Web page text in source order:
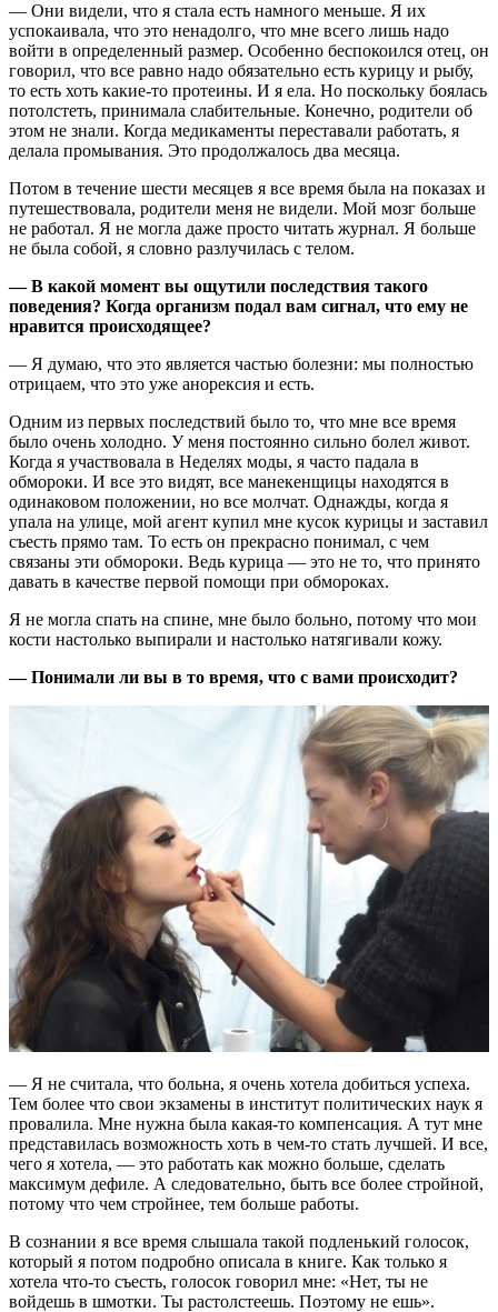
— Они видели, что я стала есть намного меньше. Я их
успокаивала, что это ненадолго, что мне всего лишь надо
войти в определенный размер. Особенно беспокоился отец, он
говорил, что все равно надо обязательно есть курицу и рыбу,
то есть хоть какие-то протеины. И я ела. Но поскольку боялась
потолстеть, принимала слабительные. Конечно, родители об
этом не знали. Когда медикаменты переставали работать, я
делала промывания. Это продолжалось два месяца.
Потом в течение шести месяцев я все время была на показах и
путешествовала, родители меня не видели. Мой мозг больше
не работал. Я не могла даже просто читать журнал. Я больше
не была собой, я словно разлучилась с телом.
— В какой момент вы ощутили последствия такого
поведения? Когда организм подал вам сигнал, что ему не
нравится происходящее?
— Я думаю, что это является частью болезни: мы полностью
отрицаем, что это уже анорексия и есть.
Одним из первых последствий было то, что мне все время
было очень холодно. У меня постоянно сильно болел живот.
Когда я участвовала в Неделях моды, я часто падала в
обмороки. И все это видят, все манекенщицы находятся в
одинаковом положении, но все молчат. Однажды, когда я
упала на улице, мой агент купил мне кусок курицы и заставил
съесть прямо там. То есть он прекрасно понимал, с чем
связаны эти обмороки. Ведь курица — это не то, что принято
давать в качестве первой помощи при обмороках.
Я не могла спать на спине, мне было больно, потому что мои
кости настолько выпирали и настолько натягивали кожу.
— Понимали ли вы в то время, что с вами происходит?
— Я не считала, что больна, я очень хотела добиться успеха.
Тем более что свои экзамены в институт политических наук я
провалила. Мне нужна была какая-то компенсация. А тут мне
представилась возможность хоть в чем-то стать лучшей. И все,
чего я хотела, — это работать как можно больше, сделать
максимум дефиле. А следовательно, быть все более стройной,
потому что чем стройнее, тем больше работы.
В сознании я все время слышала такой подленький голосок,
который я потом подробно описала в книге. Как только я
хотела что-то съесть, голосок говорил мне: «Нет, ты не
войдешь в шмотки. Ты растолстеешь. Поэтому не ешь».